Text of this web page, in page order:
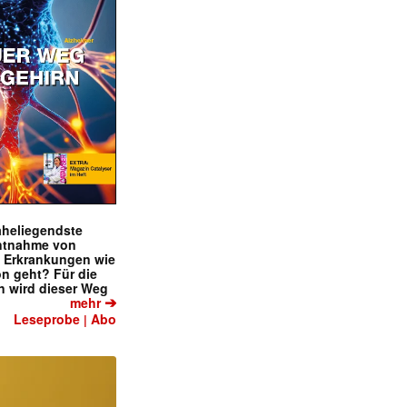
von
wie
geht? Für die
wird dieser Weg
mehr➔
Leseprobe |Abo